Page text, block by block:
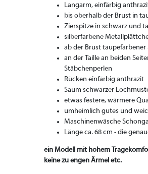
Langarm, einfärbig
bis oberhalb der Brust in
Zierspitze in schwarz und
silberfarbene
ab der Brust
an der Taille an beiden
Stäbchenperlen
Rücken einfärbig anthrazit
Saum schwarzer
etwas festere, wärmere
umheimlich gutes und
Maschinenwäsche
Länge ca. 68 cm - die
ein Modell mit hohem
keine zu engen Ärmel etc.